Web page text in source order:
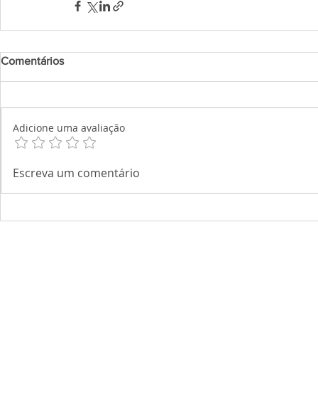
Comentários
Adicione uma avaliação
Escreva um comentário